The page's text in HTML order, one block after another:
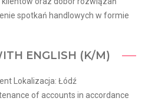
spotkań handlowych w formie
ENGLISH (K/M)
Lokalizacja: Łódź
of accounts in accordance